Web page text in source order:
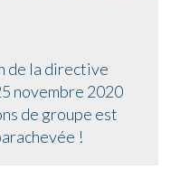
de la directive
novembre 2020
de groupe est
!